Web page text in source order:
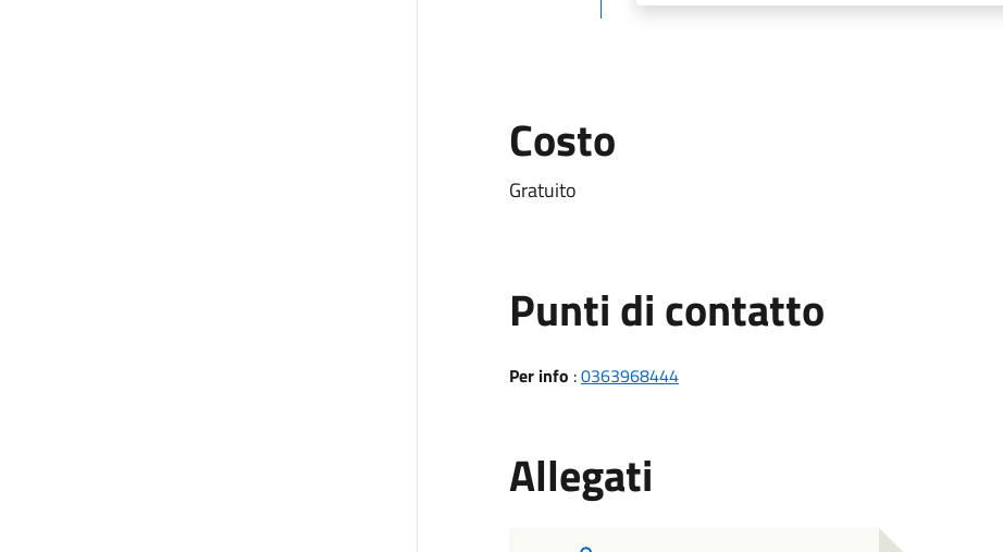
Costo
Gratuito
Punti di contatto
Per info :0363968444
Allegati